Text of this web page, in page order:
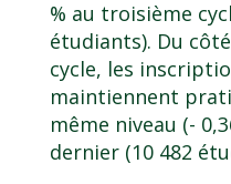
% au troisième
étudiants). Du
cycle, les
maintiennent
même niveau (-
dernier (10 482